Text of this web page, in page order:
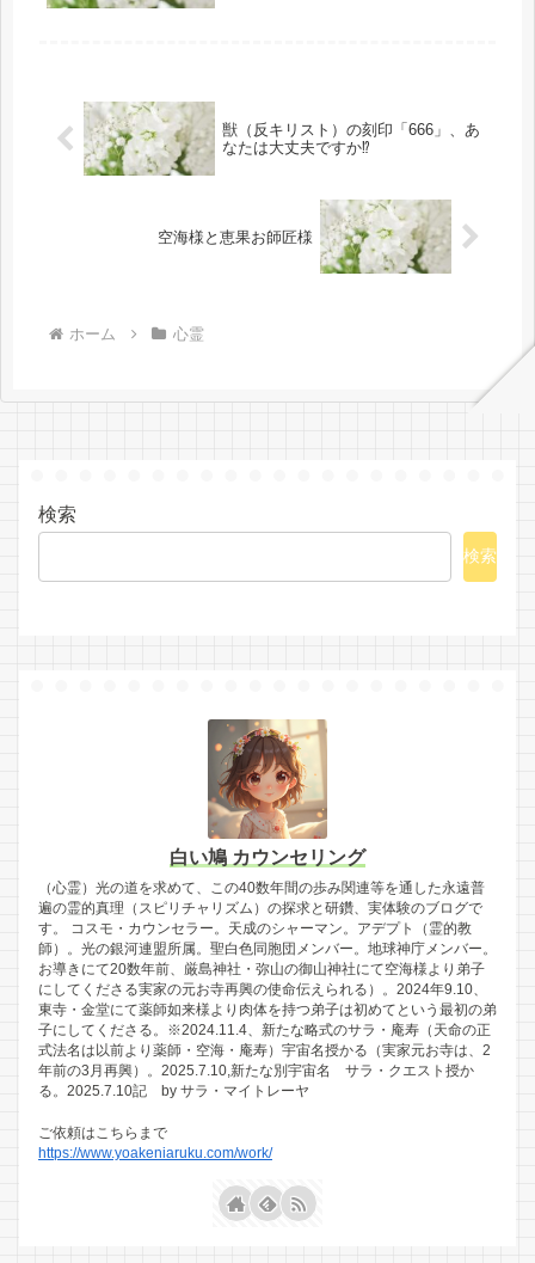
獣（反キリスト）の刻印「666」、あ
なたは大丈夫ですか⁉
空海様と恵果お師匠様
ホーム 心霊
検索
検索
白い鳩 カウンセリング
（心霊）光の道を求めて、この40数年間の歩み関連等を通した永遠普
遍の霊的真理（スピリチャリズム）の探求と研鑽、実体験のブログで
す。 コスモ・カウンセラー。天成のシャーマン。アデプト（霊的教
師）。光の銀河連盟所属。聖白色同胞団メンバー。地球神庁メンバー。
お導きにて20数年前、厳島神社・弥山の御山神社にて空海様より弟子
にしてくださる実家の元お寺再興の使命伝えられる）。2024年9.10、
東寺・金堂にて薬師如来様より肉体を持つ弟子は初めてという最初の弟
子にしてくださる。※2024.11.4、新たな略式のサラ・庵寿（天命の正
式法名は以前より薬師・空海・庵寿）宇宙名授かる（実家元お寺は、2
年前の3月再興）。2025.7.10,新たな別宇宙名 サラ・クエスト授か
る。2025.7.10記 by サラ・マイトレーヤ
ご依頼はこちらまで
https://www.yoakeniaruku.com/work/